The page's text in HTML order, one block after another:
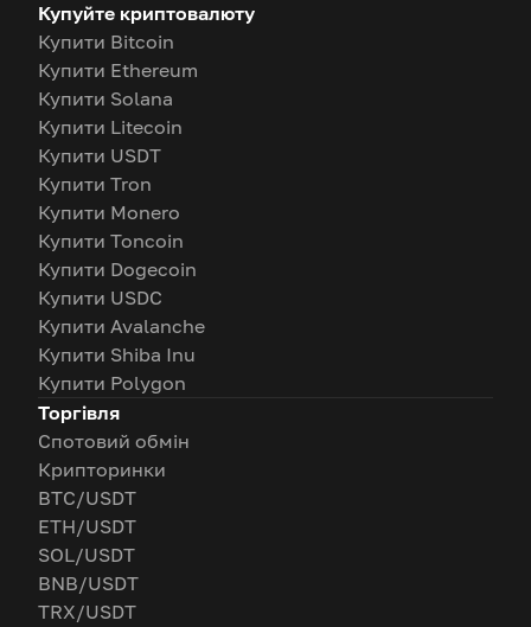
Купуйте криптовалюту
Купити Bitcoin
Купити Ethereum
Купити Solana
Купити Litecoin
Купити USDT
Купити Tron
Купити Monero
Купити Toncoin
Купити Dogecoin
Купити USDC
Купити Avalanche
Купити Shiba Inu
Купити Polygon
Торгівля
Спотовий обмін
Крипторинки
BTC/USDT
ETH/USDT
SOL/USDT
BNB/USDT
TRX/USDT